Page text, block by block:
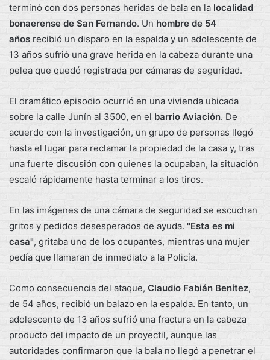
terminó con dos personas heridas de bala en la localidad
bonaerense de San Fernando. Un hombre de 54
años recibió un disparo en la espalda y un adolescente de
13 años sufrió una grave herida en la cabeza durante una
pelea que quedó registrada por cámaras de seguridad.
El dramático episodio ocurrió en una vivienda ubicada
sobre la calle Junín al 3500, en el barrio Aviación. De
acuerdo con la investigación, un grupo de personas llegó
hasta el lugar para reclamar la propiedad de la casa y, tras
una fuerte discusión con quienes la ocupaban, la situación
escaló rápidamente hasta terminar a los tiros.
En las imágenes de una cámara de seguridad se escuchan
gritos y pedidos desesperados de ayuda. "Esta es mi
casa", gritaba uno de los ocupantes, mientras una mujer
pedía que llamaran de inmediato a la Policía.
Como consecuencia del ataque, Claudio Fabián Benítez,
de 54 años, recibió un balazo en la espalda. En tanto, un
adolescente de 13 años sufrió una fractura en la cabeza
producto del impacto de un proyectil, aunque las
autoridades confirmaron que la bala no llegó a penetrar el